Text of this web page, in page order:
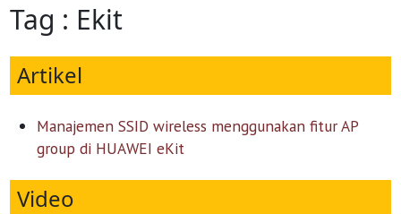
Tag : Ekit
Artikel
Manajemen SSID wireless menggunakan fitur AP
group di HUAWEI eKit
Video